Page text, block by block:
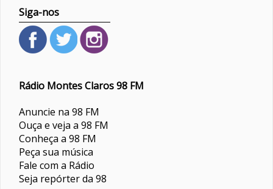
Siga-nos
Rádio Montes Claros 98 FM
Anuncie na 98 FM
Ouça e veja a 98 FM
Conheça a 98 FM
Peça sua música
Fale com a Rádio
Seja repórter da 98